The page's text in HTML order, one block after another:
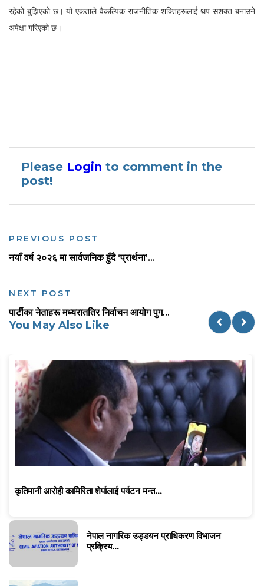
रहेको बुझिएको छ। यो एकताले वैकल्पिक राजनीतिक शक्तिहरूलाई थप सशक्त बनाउने
अपेक्षा गरिएको छ।
Please Login to comment in the
post!
PREVIOUS POST
नयाँ वर्ष २०२६ मा सार्वजनिक हुँदै ‘प्रार्थना’...
NEXT POST
पार्टीका नेताहरू मध्यराततिर निर्वाचन आयोग पुग...
You May Also Like
कृतिमानी आरोही कामिरिता शेर्पालाई पर्यटन मन्त...
नेपाल नागरिक उड्डयन प्राधिकरण विभाजन
प्रक्रिय...